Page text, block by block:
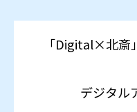
「Digital×北斎
デジタル